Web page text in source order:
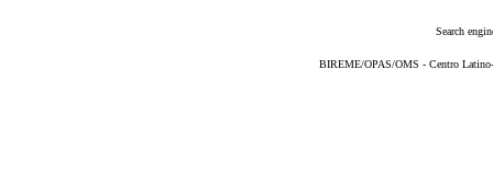
Search
BIREME/OPAS/OMS - Centro Latino-